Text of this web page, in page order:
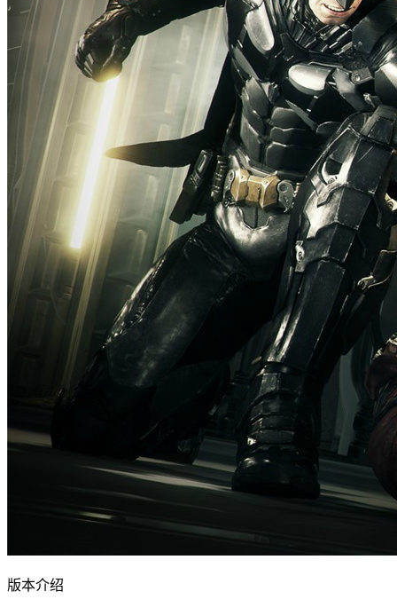
版本介绍